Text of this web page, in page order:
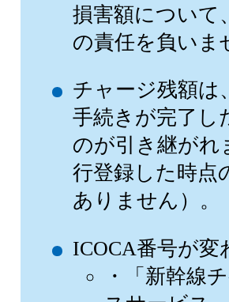
損害額について
の責任を負いま
チャージ残額は
手続きが完了し
のが引き継がれ
行登録した時点
ありません）。
ICOCA番号が変
・「新幹線